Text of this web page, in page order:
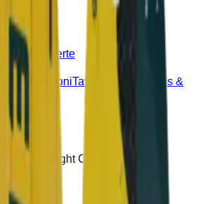
Outlet Offerte
Barre AquiloniTavole Kitesurf
Pads &
Wing
Eleveight Commander V3